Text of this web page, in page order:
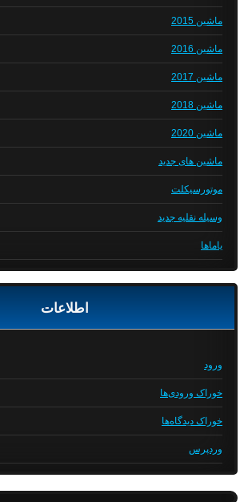
ماشین 2015
ماشین 2016
ماشین 2017
ماشین 2018
ماشین 2020
ماشین های جدید
موتورسیکلت
وسیله نقلیه جدید
یاماها
اطلاعات
ورود
خوراک ورودی‌ها
خوراک دیدگاه‌ها
وردپرس